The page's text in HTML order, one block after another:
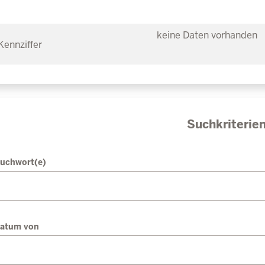
keine Daten vorhanden
von